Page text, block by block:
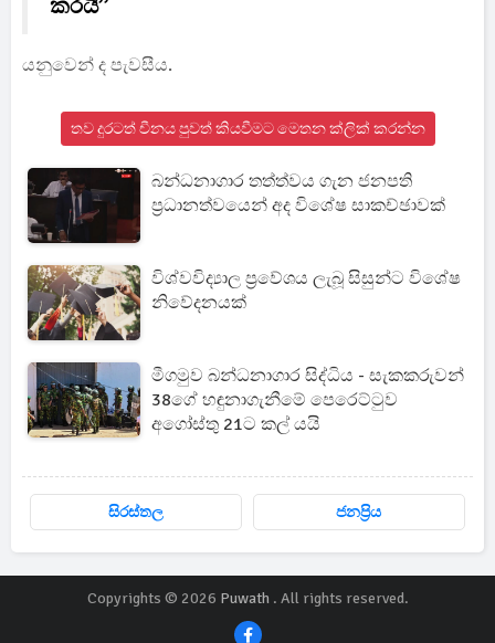
කරයි”
යනුවෙන් ද පැවසීය.
තව දුරටත් චීනය පුවත් කියවීමට මෙතන ක්ලික් කරන්න
බන්ධනාගාර තත්ත්වය ගැන ජනපති
ප්‍රධානත්වයෙන් අද විශේෂ සාකච්ඡාවක්
විශ්වවිද්‍යාල ප්‍රවේශය ලැබූ සිසුන්ට විශේෂ
නිවේදනයක්
මීගමුව බන්ධනාගාර සිද්ධිය - සැකකරුවන්
38ගේ හඳුනාගැනීමේ පෙරෙට්ටුව
අගෝස්තු 21ට කල් යයි
සිරස්තල ජනප්‍රිය
Copyrights © 2026 Puwath. All rights reserved.